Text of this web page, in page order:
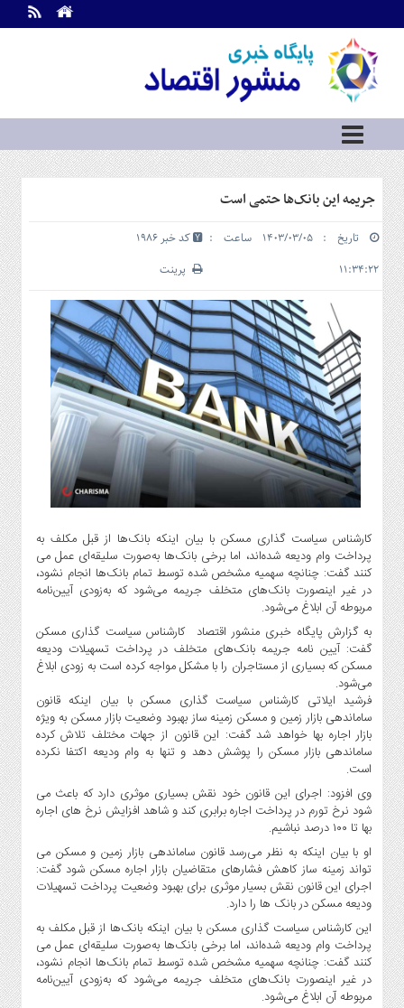
اطلاعات
تماس
ما
درباره
ما
سرویس
ها
بازار
سرمایه
و
بورس
و
شهری
گاز
و
پتروشیمی
صنعت
و
خودرو
استارت
آپ
و
فن
آوری
بانک
،
بیمه
و
ارز
دیجیتال
کشاورزی
و
صنایع
غذایی
سیاسی
و
بین
الملل
نگاه
روز
گوناگون
جریمه این بانک‌ها حتمی است
تاریخ : ۱۴۰۳/۰۳/۰۵ ساعت :
۱۱:۳۴:۲۲
کد خبر 1986
پرینت
کارشناس سیاست گذاری مسکن با بیان اینکه بانک‌ها از قبل مکلف به
پرداخت وام ودیعه شده‌اند، اما برخی بانک‌ها به‌صورت سلیقه‌ای عمل می
کنند گفت: چنانچه سهمیه مشخص شده توسط تمام بانک‌ها انجام نشود،
در غیر اینصورت بانک‌های متخلف جریمه می‌شود که به‌زودی آیین‌نامه
مربوطه آن ابلاغ می‌شود.
به گزارش پایگاه خبری منشور اقتصاد کارشناس سیاست گذاری مسکن
گفت: آیین نامه جریمه بانک‌های متخلف در پرداخت تسهیلات ودیعه
مسکن که بسیاری از مستاجران را با مشکل مواجه کرده است به زودی ابلاغ
می‌شود.
فرشید ایلاتی کارشناس سیاست گذاری مسکن با بیان اینکه قانون
ساماندهی بازار زمین و مسکن زمینه ساز بهبود وضعیت بازار مسکن به ویژه
بازار اجاره بها خواهد شد گفت: این قانون از جهات مختلف تلاش کرده
ساماندهی بازار مسکن را پوشش دهد و تنها به وام ودیعه اکتفا نکرده
است.
وی افزود: اجرای این قانون خود نقش بسیاری موثری دارد که باعث می
شود نرخ تورم در پرداخت اجاره برابری کند و شاهد افزایش نرخ های اجاره
بها تا ۱۰۰ درصد نباشیم.
او با بیان اینکه به نظر می‌رسد قانون ساماندهی بازار زمین و مسکن می
تواند زمینه ساز کاهش فشارهای متقاضیان بازار اجاره مسکن شود گفت:
اجرای این قانون نقش بسیار موثری برای بهبود وضعیت پرداخت تسهیلات
ودیعه مسکن در بانک ها را دارد‌.
این کارشناس سیاست گذاری مسکن با بیان اینکه بانک‌ها از قبل مکلف به
پرداخت وام ودیعه شده‌اند، اما برخی بانک‌ها به‌صورت سلیقه‌ای عمل می
کنند گفت: چنانچه سهمیه مشخص شده توسط تمام بانک‌ها انجام نشود،
در غیر اینصورت بانک‌های متخلف جریمه می‌شود که به‌زودی آیین‌نامه
مربوطه آن ابلاغ می‌شود.